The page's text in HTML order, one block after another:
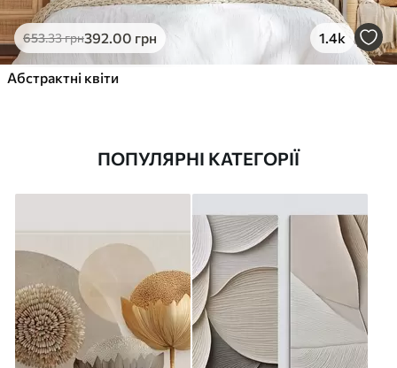
653.33грн392.00 грн 1.4k
Абстрактні квіти
ПОПУЛЯРНІ КАТЕГОРІЇ